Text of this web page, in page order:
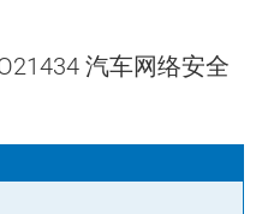
汽车网络安全